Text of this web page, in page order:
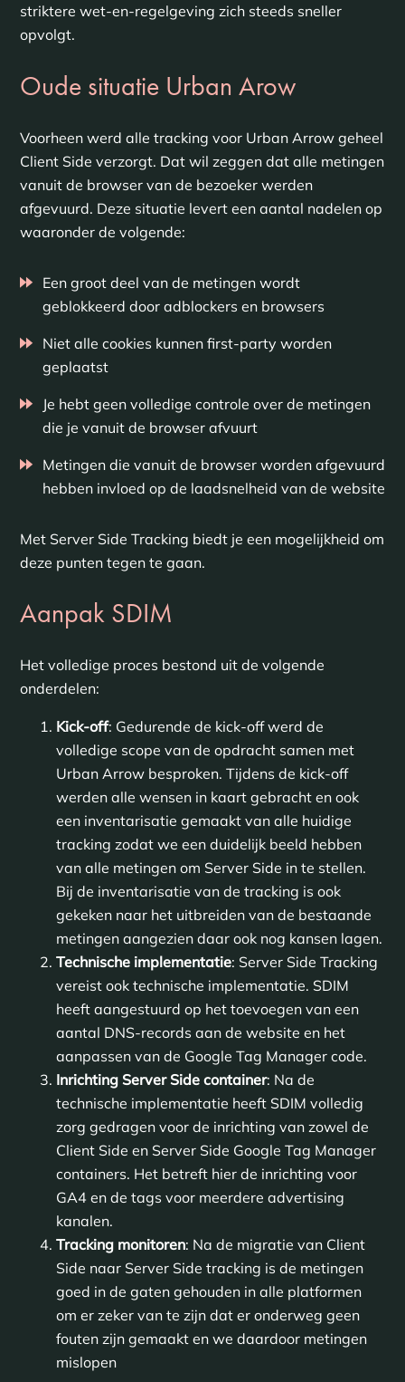
striktere wet-en-regelgeving zich steeds sneller
opvolgt.
Oude situatie Urban Arow
Voorheen werd alle tracking voor Urban Arrow geheel
Client Side verzorgt. Dat wil zeggen dat alle metingen
vanuit de browser van de bezoeker werden
afgevuurd. Deze situatie levert een aantal nadelen op
waaronder de volgende:
Een groot deel van de metingen wordt
geblokkeerd door adblockers en browsers
Niet alle cookies kunnen first-party worden
geplaatst
Je hebt geen volledige controle over de metingen
die je vanuit de browser afvuurt
Metingen die vanuit de browser worden afgevuurd
hebben invloed op de laadsnelheid van de website
Met Server Side Tracking biedt je een mogelijkheid om
deze punten tegen te gaan.
Aanpak SDIM
Het volledige proces bestond uit de volgende
onderdelen:
Kick-off: Gedurende de kick-off werd de
volledige scope van de opdracht samen met
Urban Arrow besproken. Tijdens de kick-off
werden alle wensen in kaart gebracht en ook
een inventarisatie gemaakt van alle huidige
tracking zodat we een duidelijk beeld hebben
van alle metingen om Server Side in te stellen.
Bij de inventarisatie van de tracking is ook
gekeken naar het uitbreiden van de bestaande
metingen aangezien daar ook nog kansen lagen.
Technische implementatie: Server Side Tracking
vereist ook technische implementatie. SDIM
heeft aangestuurd op het toevoegen van een
aantal DNS-records aan de website en het
aanpassen van de Google Tag Manager code.
Inrichting Server Side container: Na de
technische implementatie heeft SDIM volledig
zorg gedragen voor de inrichting van zowel de
Client Side en Server Side Google Tag Manager
containers. Het betreft hier de inrichting voor
GA4 en de tags voor meerdere advertising
kanalen.
Tracking monitoren: Na de migratie van Client
Side naar Server Side tracking is de metingen
goed in de gaten gehouden in alle platformen
om er zeker van te zijn dat er onderweg geen
fouten zijn gemaakt en we daardoor metingen
mislopen